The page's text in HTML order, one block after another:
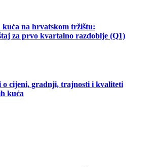
kuća na hrvatskom tržištu:
za prvo kvartalno razdoblje (Q1)
o cijeni, gradnji, trajnosti i kvaliteti
kuća